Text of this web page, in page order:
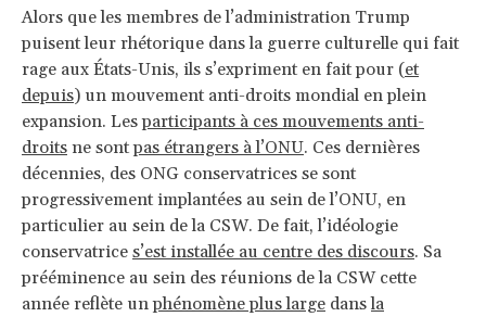
Alors que les membres de l’administration Trump
puisent leur rhétorique dans la guerre culturelle qui fait
rage aux États-Unis, ils s’expriment en fait pour (et
depuis) un mouvement anti-droits mondial en plein
expansion. Lesparticipants à ces mouvements anti-
droits ne sontpas étrangers à l’ONU. Ces dernières
décennies, des ONG conservatrices se sont
progressivement implantées au sein de l’ONU, en
particulier au sein de la CSW. De fait, l’idéologie
conservatrice s’est installée au centre des discours. Sa
prééminence au sein des réunions de la CSW cette
année reflète unphénomène plus large dansla